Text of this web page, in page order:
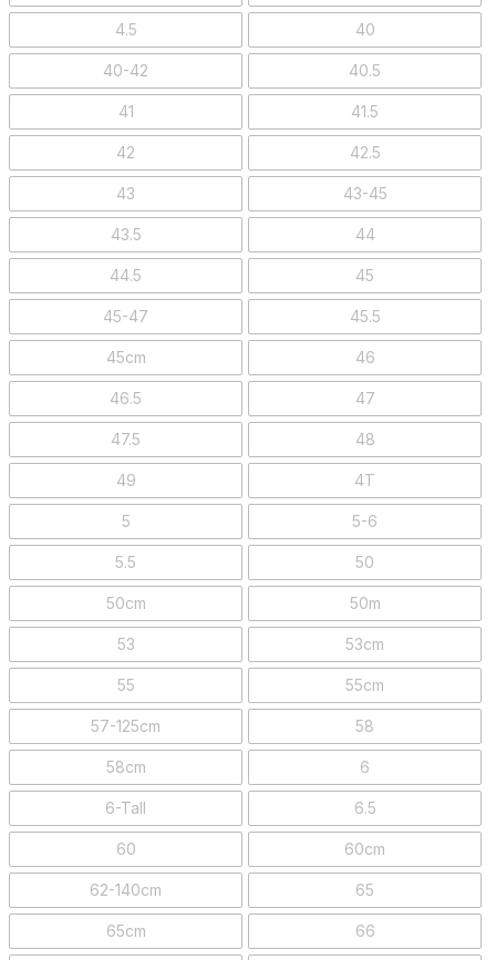
4.5 40
40-42 40.5
41 41.5
42 42.5
43 43-45
43.5 44
44.5 45
45-47 45.5
45cm 46
46.5 47
47.5 48
49 4T
5 5-6
5.5 50
50cm 50m
53 53cm
55 55cm
57-125cm 58
58cm 6
6-Tall 6.5
60 60cm
62-140cm 65
65cm 66